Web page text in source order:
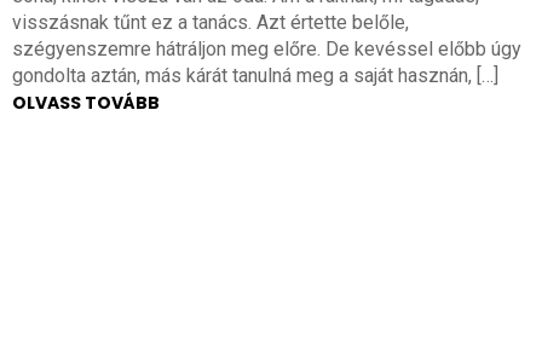
visszásnak tűnt ez a tanács. Azt értette belőle,
szégyenszemre hátráljon meg előre. De kevéssel előbb úgy
gondolta aztán, más kárát tanulná meg a saját hasznán, […]
OLVASS TOVÁBB